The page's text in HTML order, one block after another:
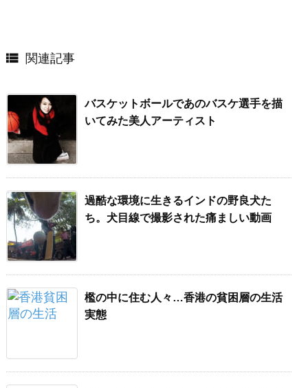
 関連記事
バスケットボールであのバスケ選手を描
いてみた美人アーティスト
過酷な環境に生きるインドの野良犬た
ち。犬目線で撮影された痛ましい動画
檻の中に住む人々…香港の貧困層の生活
実態